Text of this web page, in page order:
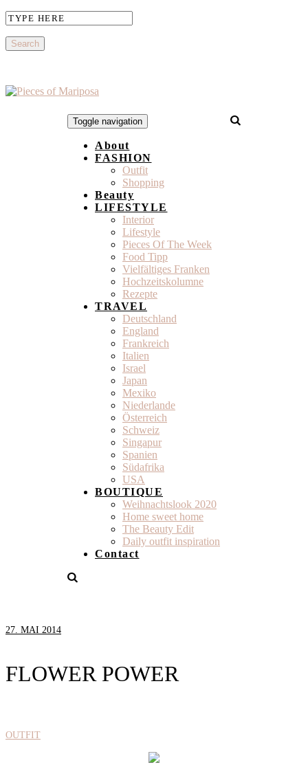
Toggle navigation
About
FASHION
Outfit
Shopping
Beauty
LIFESTYLE
Interior
Lifestyle
Pieces Of The Week
Food Tipp
Vielfältiges Franken
Hochzeitskolumne
Rezepte
TRAVEL
Deutschland
England
Frankreich
Italien
Israel
Japan
Mexiko
Niederlande
Österreich
Schweiz
Singapur
Spanien
Südafrika
USA
BOUTIQUE
Weihnachtslook 2020
Home sweet home
The Beauty Edit
Daily outfit inspiration
Contact
27. MAI 2014
FLOWER POWER
OUTFIT